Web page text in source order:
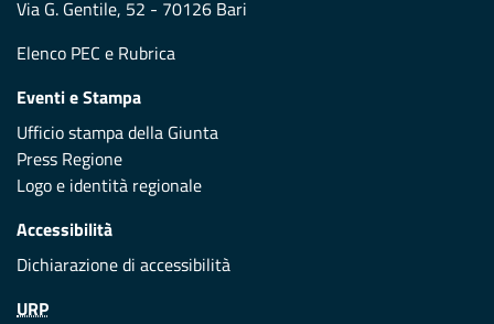
Via G. Gentile, 52 - 70126 Bari
Elenco PEC e Rubrica
Eventi e Stampa
Ufficio stampa della Giunta
Press Regione
Logo e identità regionale
Accessibilità
Dichiarazione di accessibilità
URP